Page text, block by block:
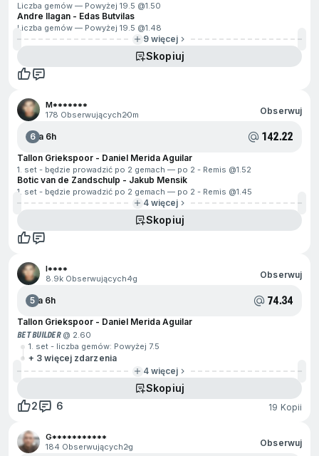
Liczba gemów — Powyżej 19.5 @1.50
Andre Ilagan - Edas Butvilas
Liczba gemów — Powyżej 19.5 @1.48
9 więcej
Skopiuj
M*******
178 Obserwujących20m Obserwuj
6Za 6h 142.22
Tallon Griekspoor - Daniel Merida Aguilar
1. set - będzie prowadzić po 2 gemach — po 2 - Remis @1.52
Botic van de Zandschulp - Jakub Mensik
1. set - będzie prowadzić po 2 gemach — po 2 - Remis @1.45
4 więcej
Skopiuj
I****
8.9k Obserwujących4g Obserwuj
5Za 6h 74.34
Tallon Griekspoor - Daniel Merida Aguilar
BET BUILDER@ 2.60
1. set - liczba gemów: Powyżej 7.5
+ 3 więcej zdarzenia
4 więcej
Skopiuj
2
6 19 Kopii
G***********
184 Obserwujących2g Obserwuj